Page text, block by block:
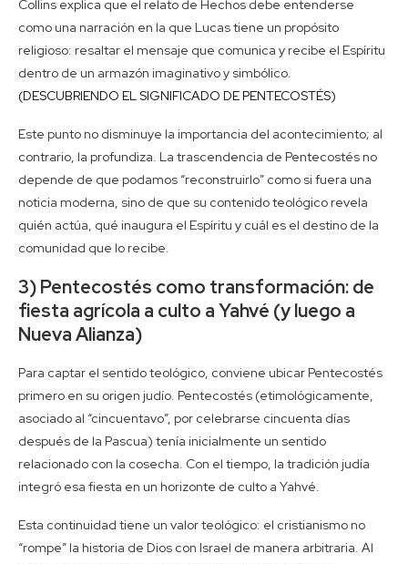
Collins explica que el relato de Hechos debe entenderse
como una narración en la que Lucas tiene un propósito
religioso: resaltar el mensaje que comunica y recibe el Espíritu
dentro de un armazón imaginativo y simbólico.
(DESCUBRIENDO EL SIGNIFICADO DE PENTECOSTÉS)
Este punto no disminuye la importancia del acontecimiento; al
contrario, la profundiza. La trascendencia de Pentecostés no
depende de que podamos “reconstruirlo” como si fuera una
noticia moderna, sino de que su contenido teológico revela
quién actúa, qué inaugura el Espíritu y cuál es el destino de la
comunidad que lo recibe.
3) Pentecostés como transformación: de
fiesta agrícola a culto a Yahvé (y luego a
Nueva Alianza)
Para captar el sentido teológico, conviene ubicar Pentecostés
primero en su origen judío. Pentecostés (etimológicamente,
asociado al “cincuentavo”, por celebrarse cincuenta días
después de la Pascua) tenía inicialmente un sentido
relacionado con la cosecha. Con el tiempo, la tradición judía
integró esa fiesta en un horizonte de culto a Yahvé.
Esta continuidad tiene un valor teológico: el cristianismo no
“rompe” la historia de Dios con Israel de manera arbitraria. Al